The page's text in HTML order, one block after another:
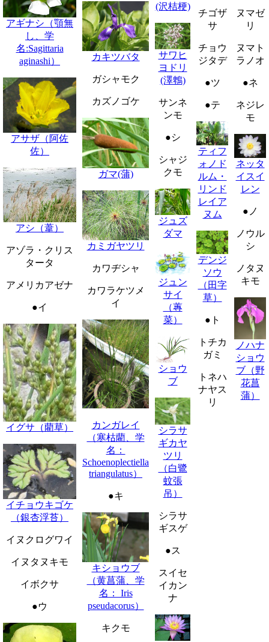
アギナシ（顎無
し、学
名:Sagittaria
aginashi）
アサザ（阿佐
佐）
アシ（葦）
アゾラ・クリス
タータ
アメリカアゼナ
●イ
イグサ（藺草）
イチョウキゴケ
（銀杏浮苔）
イヌクログワイ
イヌタヌキモ
イボクサ
●ウ
カキツバタ
ガシャモク
カズノゴケ
ガマ(蒲)
カミガヤツリ
カワヂシャ
カワラケツメ
イ
カンガレイ
（寒枯藺、学
名：
Schoenoplectiella
triangulatus）
●キ
キショウブ
（黄菖蒲、学
名： Iris
pseudacorus）
キクモ
(沢桔梗)
サワヒ
ヨドリ
(澤鵯)
サンネ
ンモ
●シ
シャジ
クモ
ジュズ
ダマ
ジュン
サイ
（蓴
菜）
ショウ
ブ
シラサ
ギカヤ
ツリ
（白鷺
蚊張
吊）
シラサ
ギスゲ
●ス
スイセ
イカン
ナ
チゴザ
サ
チョウ
ジタデ
●ツ
●テ
ティフ
ォノド
ルム・
リンド
レイア
ヌム
デンジ
ソウ
（田字
草）
●ト
トチカ
ガミ
トネハ
ナヤス
リ
ヌマゼ
リ
ヌマト
ラノオ
●ネ
ネジレ
モ
ネッタ
イスイ
レン
●ノ
ノウル
シ
ノタヌ
キモ
ノハナ
ショウ
ブ（野
花菖
蒲）